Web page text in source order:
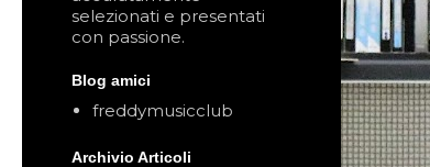
selezionati e presentati
con passione.
Blog amici
freddymusicclub
Archivio Articoli